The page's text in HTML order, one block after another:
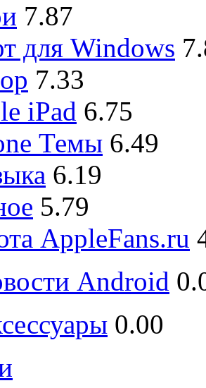
7.87
для Windows
7.33
iPad 6.75
Темы 6.49
6.19
5.79
AppleFans.ru
Android
0.00